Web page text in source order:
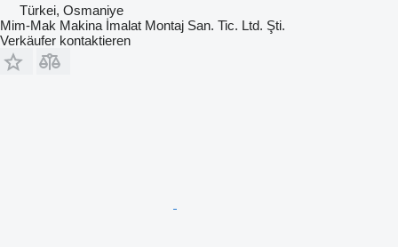
Türkei, Osmaniye
Mim-Mak Makina İmalat Montaj San. Tic. Ltd. Şti.
Verkäufer kontaktieren